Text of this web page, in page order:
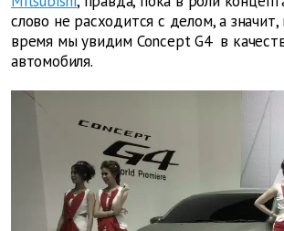
слово не расходится с делом, а
время мы увидим Concept G4 в
автомобиля.